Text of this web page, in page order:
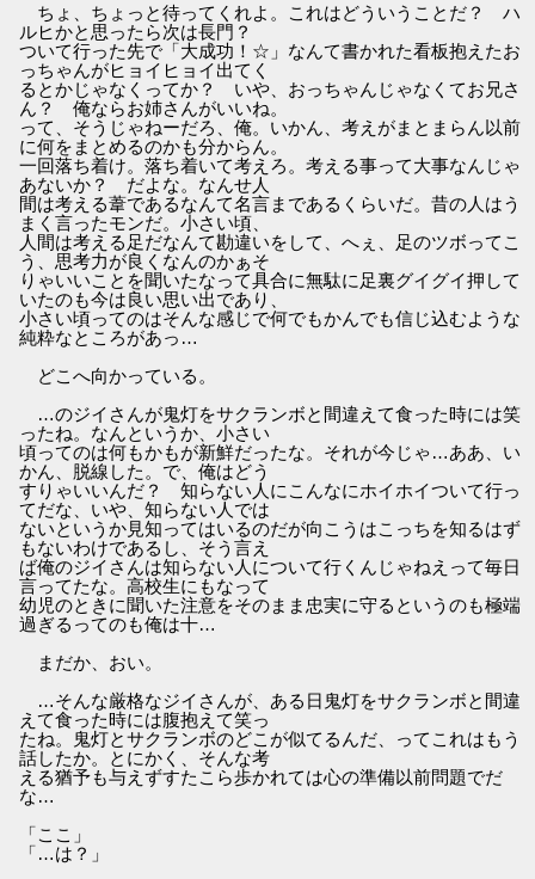
ちょ、ちょっと待ってくれよ。これはどういうことだ？ ハ
ルヒかと思ったら次は長門？
ついて行った先で「大成功！☆」なんて書かれた看板抱えたお
っちゃんがヒョイヒョイ出てく
るとかじゃなくってか？ いや、おっちゃんじゃなくてお兄さ
ん？ 俺ならお姉さんがいいね。
って、そうじゃねーだろ、俺。いかん、考えがまとまらん以前
に何をまとめるのかも分からん。
一回落ち着け。落ち着いて考えろ。考える事って大事なんじゃ
あないか？ だよな。なんせ人
間は考える葦であるなんて名言まであるくらいだ。昔の人はう
まく言ったモンだ。小さい頃、
人間は考える足だなんて勘違いをして、へぇ、足のツボってこ
う、思考力が良くなんのかぁそ
りゃいいことを聞いたなって具合に無駄に足裏グイグイ押して
いたのも今は良い思い出であり、
小さい頃ってのはそんな感じで何でもかんでも信じ込むような
純粋なところがあっ…
どこへ向かっている。
…のジイさんが鬼灯をサクランボと間違えて食った時には笑
ったね。なんというか、小さい
頃ってのは何もかもが新鮮だったな。それが今じゃ…ああ、い
かん、脱線した。で、俺はどう
すりゃいいんだ？ 知らない人にこんなにホイホイついて行っ
てだな、いや、知らない人では
ないというか見知ってはいるのだが向こうはこっちを知るはず
もないわけであるし、そう言え
ば俺のジイさんは知らない人について行くんじゃねえって毎日
言ってたな。高校生にもなって
幼児のときに聞いた注意をそのまま忠実に守るというのも極端
過ぎるってのも俺は十…
まだか、おい。
…そんな厳格なジイさんが、ある日鬼灯をサクランボと間違
えて食った時には腹抱えて笑っ
たね。鬼灯とサクランボのどこが似てるんだ、ってこれはもう
話したか。とにかく、そんな考
える猶予も与えずすたこら歩かれては心の準備以前問題でだ
な…
「ここ」
「…は？」